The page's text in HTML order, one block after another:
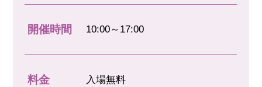
開催時間 10:00～17:00
料金 入場無料